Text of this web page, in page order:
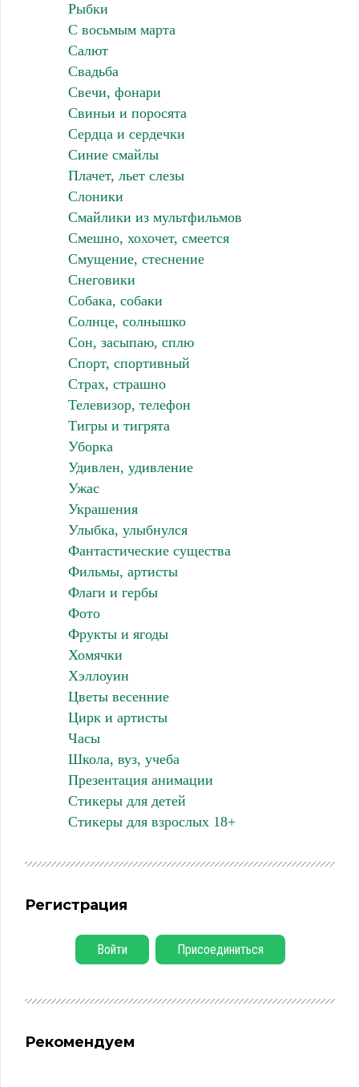
Рыбки
С восьмым марта
Салют
Свадьба
Свечи, фонари
Свиньи и поросята
Сердца и сердечки
Синие смайлы
Плачет, льет слезы
Слоники
Смайлики из мультфильмов
Смешно, хохочет, смеется
Смущение, стеснение
Снеговики
Собака, собаки
Солнце, солнышко
Сон, засыпаю, сплю
Спорт, спортивный
Страх, страшно
Телевизор, телефон
Тигры и тигрята
Уборка
Удивлен, удивление
Ужас
Украшения
Улыбка, улыбнулся
Фантастические существа
Фильмы, артисты
Флаги и гербы
Фото
Фрукты и ягоды
Хомячки
Хэллоуин
Цветы весенние
Цирк и артисты
Часы
Школа, вуз, учеба
Презентация анимации
Стикеры для детей
Стикеры для взрослых 18+
Регистрация
Войти Присоединиться
Рекомендуем